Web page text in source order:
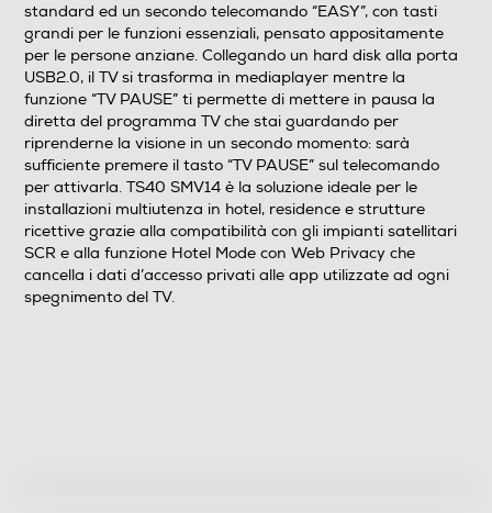
Angolo di visualizzazione
178°/178°
Tipologia
Internet TV
Full Internet TV
Nuova Classe efficienza energetica
standard ed un secondo telecomando “EASY”, con tasti
grandi per le funzioni essenziali, pensato appositamente
per le persone anziane. Collegando un hard disk alla porta
USB2.0, il TV si trasforma in mediaplayer mentre la
funzione “TV PAUSE” ti permette di mettere in pausa la
diretta del programma TV che stai guardando per
riprenderne la visione in un secondo momento: sarà
sufficiente premere il tasto “TV PAUSE” sul telecomando
per attivarla. TS40 SMV14 è la soluzione ideale per le
installazioni multiutenza in hotel, residence e strutture
ricettive grazie alla compatibilità con gli impianti satellitari
SCR e alla funzione Hotel Mode con Web Privacy che
cancella i dati d’accesso privati alle app utilizzate ad ogni
spegnimento del TV.